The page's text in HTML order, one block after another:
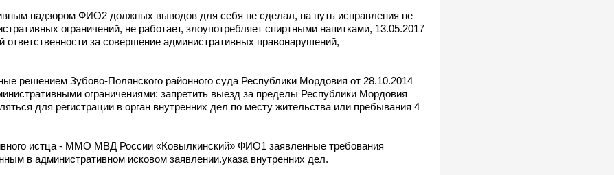
надзором ФИО2 должных выводов для себя не сделал, на путь исправления не
ограничений, не работает, злоупотребляет спиртными напитками, 13.05.2017
ответственности за совершение административных правонарушений,
решением Зубово-Полянского районного суда Республики Мордовия от 28.10.2014
ограничениями: запретить выезд за пределы Республики Мордовия
для регистрации в орган внутренних дел по месту жительства или пребывания 4
истца - ММО МВД России «Ковылкинский» ФИО1 заявленные требования
в административном исковом заявлении.указа внутренних дел.